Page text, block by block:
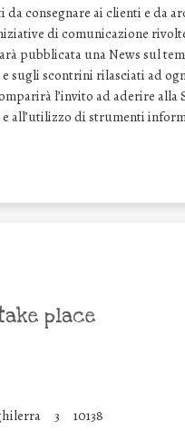
consegnare ai clienti e da
di comunicazione
pubblicata una News sul
sugli scontrini rilasciati ad
l’invito ad aderire alla
all’utilizzo di strumenti
place
3 10138